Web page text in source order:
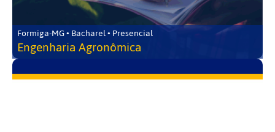
Formiga-MG • Bacharel • Presencial
Engenharia Agronômica